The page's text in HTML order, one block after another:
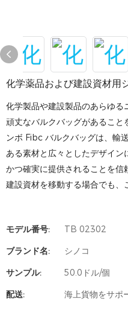
化学薬品および建設資材用
化学製品や建設製品のあらゆる
頑丈なバルクバッグがあること
ンボ Fibc バルクバッグは、輸
ある素材と広々としたデザイ
かつ確実に提供されることを
建設資材を移動する場合でも、
モデル番号:
TB 02302
ブランド名:
シノコ
サンプル:
50.0ドル/個
配送:
海上貨物をサポ